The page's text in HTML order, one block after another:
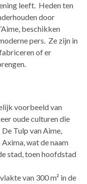
leeft. Heden ten
door
beschikken
pers. Ze zijn in
of er
voorbeeld van
oude culturen die
Tulp van Aime,
wat de naam
stad, toen hoofdstad
van 300 m² in de